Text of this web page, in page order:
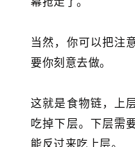
当然，你可以把注
要你刻意去做。
这就是食物链，上
吃掉下层。下层需
能反过来吃上层。